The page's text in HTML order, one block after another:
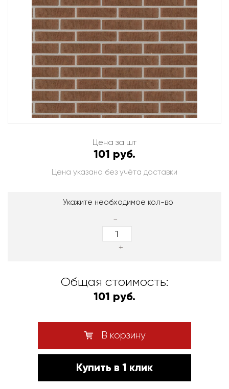
Цена за шт
101 руб.
Цена указана без учёта доставки
Укажите необходимое кол-во
-
+
Общая стоимость:
101 руб.
В корзину
Купить в 1 клик